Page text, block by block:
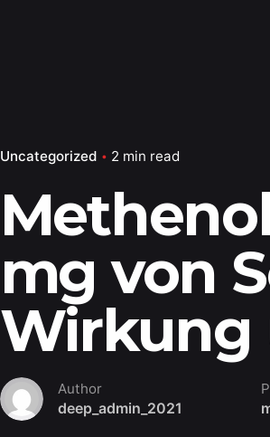
Uncategorized 2 min read
mg von
Wirkung
Author
deep_admin_2021